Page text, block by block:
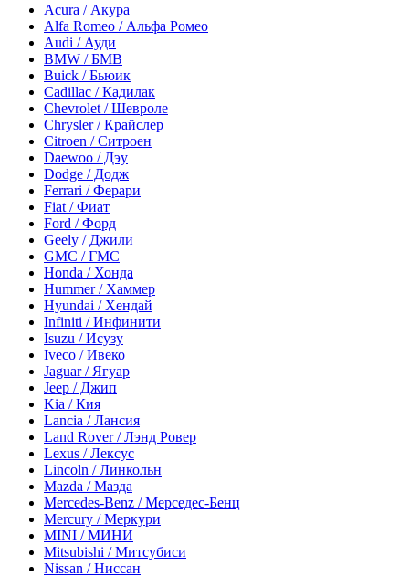
Acura / Акура
Alfa Romeo / Альфа Ромео
Audi / Ауди
BMW / БМВ
Buick / Бьюик
Cadillac / Кадилак
Chevrolet / Шевроле
Chrysler / Крайслер
Citroen / Ситроен
Daewoo / Дэу
Dodge / Додж
Ferrari / Ферари
Fiat / Фиат
Ford / Форд
Geely / Джили
GMC / ГМС
Honda / Хонда
Hummer / Хаммер
Hyundai / Хендай
Infiniti / Инфинити
Isuzu / Исузу
Iveco / Ивеко
Jaguar / Ягуар
Jeep / Джип
Kia / Кия
Lancia / Лансия
Land Rover / Лэнд Ровер
Lexus / Лексус
Lincoln / Линкольн
Mazda / Мазда
Mercedes-Benz / Мерседес-Бенц
Mercury / Меркури
MINI / МИНИ
Mitsubishi / Митсубиси
Nissan / Ниссан